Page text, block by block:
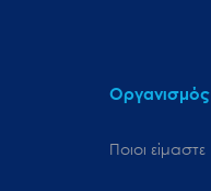
Οργανισμός
Ποιοι είμαστε